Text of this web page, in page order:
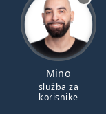
Mino
služba za
korisnike